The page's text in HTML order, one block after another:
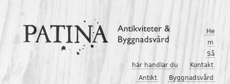
He
m
Så
här handlar du
Kontakt
Antikt
Byggnadsvård